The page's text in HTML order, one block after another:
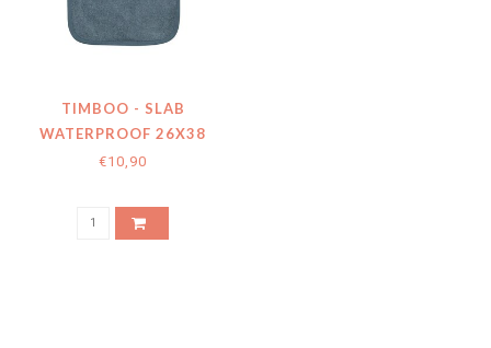
TIMBOO - SLAB
WATERPROOF 26X38
MARIN
€10,90